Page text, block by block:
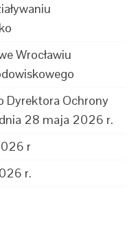
Wrocławiu
Dyrektora Ochrony
28 maja 2026 r.
r
r.